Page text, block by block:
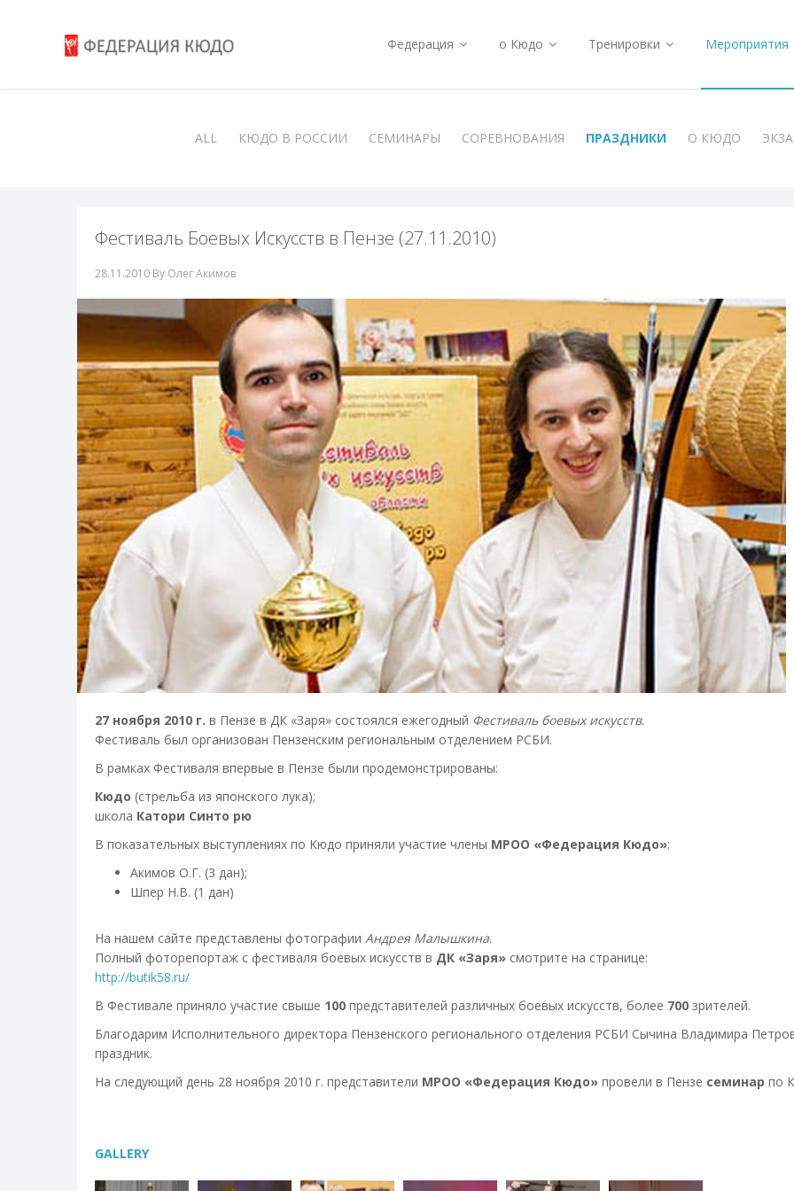
Федерация о Кюдо Тренировки Мероприятия
ALL КЮДО В РОССИИ СЕМИНАРЫ СОРЕВНОВАНИЯ ПРАЗДНИКИ О КЮДО
Фестиваль Боевых Искусств в Пензе (27.11.2010)
28.11.2010 By Олег Акимов
27 ноября 2010 г. в Пензе в ДК «Заря» состоялся ежегодный Фестиваль боевых искусств.
Фестиваль был организован Пензенским региональным отделением РСБИ.
В рамках Фестиваля впервые в Пензе были продемонстрированы:
Кюдо (стрельба из японского лука);
школа Катори Синто рю
В показательных выступлениях по Кюдо приняли участие члены МРОО «Федерация Кюдо»:
Акимов О.Г. (3 дан);
Шпер Н.В. (1 дан)
На нашем сайте представлены фотографии Андрея Малышкина.
Полный фоторепортаж с фестиваля боевых искусств в ДК «Заря» смотрите на странице:
http://butik58.ru/
В Фестивале приняло участие свыше 100 представителей различных боевых искусств, более 700 зрителей.
Благодарим Исполнительного директора Пензенского регионального отделения РСБИ Сычина Владимира
праздник.
На следующий день 28 ноября 2010 г. представители МРОО «Федерация Кюдо» провели в Пензе семинар по
GALLERY